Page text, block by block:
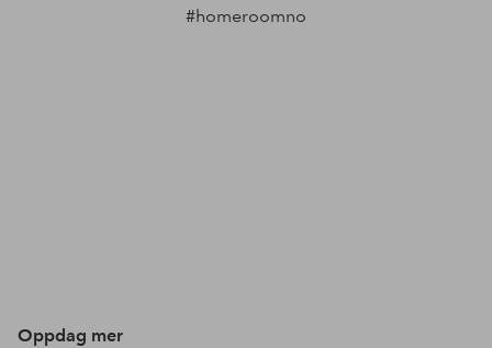
#homeroomno
Oppdag mer